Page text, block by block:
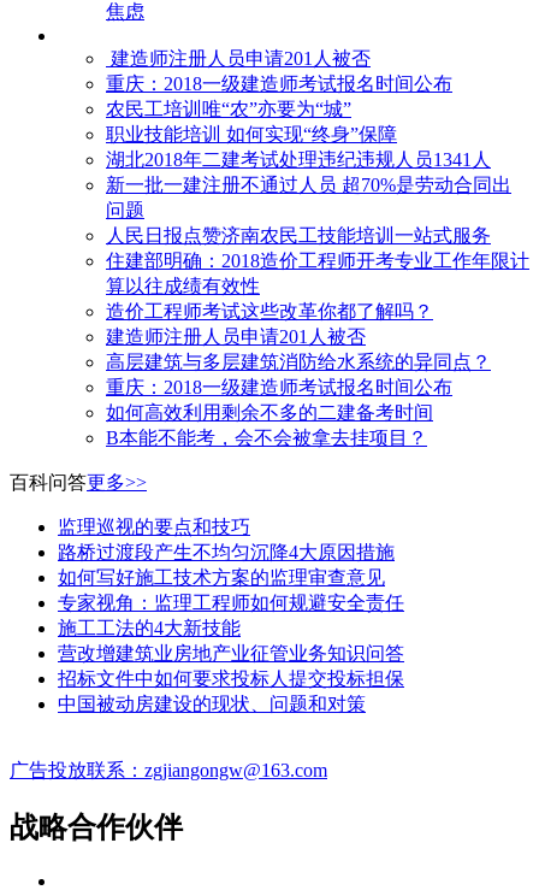
焦虑
建造师注册人员申请201人被否
​重庆：2018一级建造师考试报名时间公布
农民工培训唯“农”亦要为“城”
职业技能培训 如何实现“终身”保障
湖北2018年二建考试处理违纪违规人员1341人
新一批一建注册不通过人员 超70%是劳动合同出
问题
人民日报点赞济南农民工技能培训一站式服务
住建部明确：2018造价工程师开考专业工作年限计
算以往成绩有效性
造价工程师考试这些改革你都了解吗？
建造师注册人员申请201人被否
高层建筑与多层建筑消防给水系统的异同点？
​重庆：2018一级建造师考试报名时间公布
如何高效利用剩余不多的二建备考时间
B本能不能考，会不会被拿去挂项目？
百科问答更多>>
监理巡视的要点和技巧
路桥过渡段产生不均匀沉降4大原因措施
如何写好施工技术方案的监理审查意见
专家视角：监理工程师如何规避安全责任
施工工法的4大新技能
营改增建筑业房地产业征管业务知识问答
招标文件中如何要求投标人提交投标担保
中国被动房建设的现状、问题和对策
广告投放联系：zgjiangongw@163.com
战略合作伙伴